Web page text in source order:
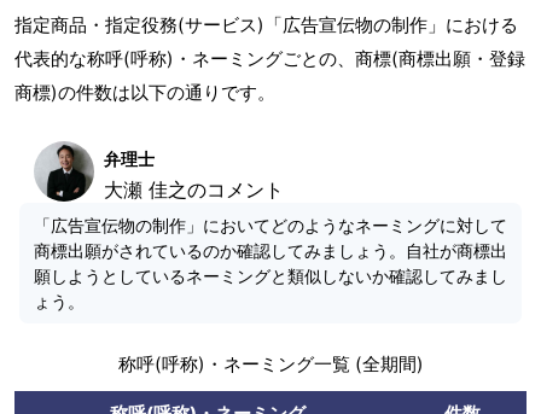
指定商品・指定役務(サービス)「広告宣伝物の制作」における
代表的な称呼(呼称)・ネーミングごとの、商標(商標出願・登録
商標)の件数は以下の通りです。
弁理士
大瀬 佳之のコメント
「広告宣伝物の制作」においてどのようなネーミングに対して
商標出願がされているのか確認してみましょう。自社が商標出
願しようとしているネーミングと類似しないか確認してみまし
ょう。
称呼(呼称)・ネーミング一覧 (全期間)